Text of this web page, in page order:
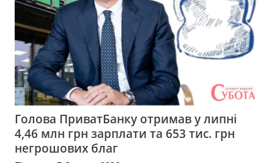
Голова ПриватБанку отримав у липні
4,46 млн грн зарплати та 653 тис. грн
негрошових благ